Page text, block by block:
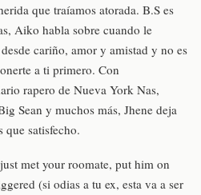
que traíamos atorada. B.S es
Aiko habla sobre cuando le
cariño, amor y amistad y no es
a ti primero. Con
rapero de Nueva York Nas,
Sean y muchos más, Jhene deja
que satisfecho.
met your roomate, put him on
(si odias a tu ex, esta va a ser